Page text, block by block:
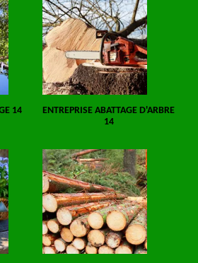
14
ENTREPRISE ABATTAGE D'ARBRE
14